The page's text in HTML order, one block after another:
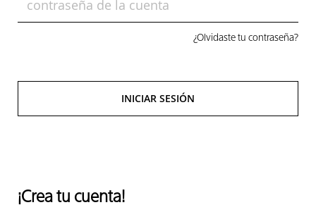
¿Olvidaste tu contraseña?
INICIAR SESIÓN
¡Crea tu cuenta!